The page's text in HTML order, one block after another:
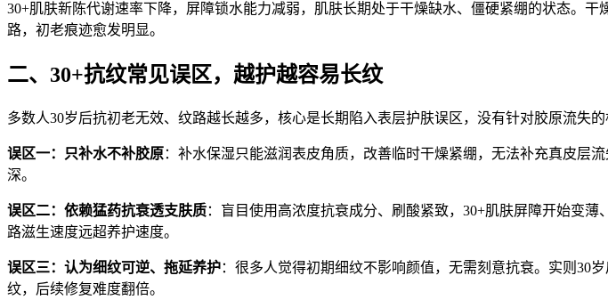
30+肌肤新陈代谢速率下降，屏障锁水能力减弱，肌肤长期处于干燥缺水、僵硬紧绷的状态。
路，初老痕迹愈发明显。
二、30+抗纹常见误区，越护越容易长纹
多数人30岁后抗初老无效、纹路越长越多，核心是长期陷入表层护肤误区，没有针对胶原流失
误区一：只补水不补胶原 ：补水保湿只能滋润表皮角质，改善临时干燥紧绷，无法补充真皮层
深。
误区二：依赖猛药抗衰透支肤质：盲目使用高浓度抗衰成分、刷酸紧致，30+肌肤屏障开始变
路滋生速度远超养护速度。
误区三：认为细纹可逆、拖延养护：很多人觉得初期细纹不影响颜值，无需刻意抗衰。实则30
纹，后续修复难度翻倍。